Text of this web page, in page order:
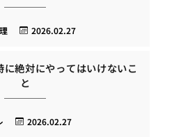
2026.02.27
に絶対にやってはいけないこ
と
2026.02.27